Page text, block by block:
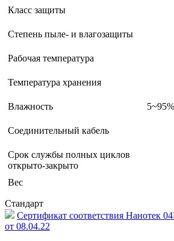
Класс защиты
Степень пыле- и влагозащиты
Рабочая температура
Температура хранения
Влажность
Соединительный кабель
Срок службы полных циклов
открыто-закрыто
Вес
Стандарт
Сертификат соответствия Нанотек
от 08.04.22